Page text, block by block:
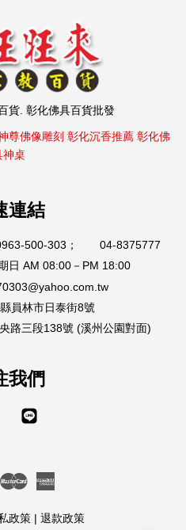
貨. 彰化佛具百貨批發
尊佛像雕刻 彰化沉香推薦 彰化佛
神桌
連結
500-303； 04-8375777
日 AM 08:00－PM 18:00
員林市日泰街8號
路三段138號 (溪州公園對面)
我們
Facebook
Master
政策 退款政策